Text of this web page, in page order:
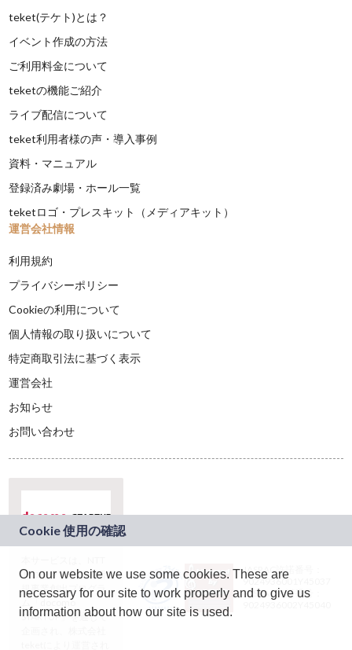
teket(テケト)とは？
イベント作成の方法
ご利用料金について
teketの機能ご紹介
ライブ配信について
teket利用者様の声・導入事例
資料・マニュアル
登録済み劇場・ホール一覧
teketロゴ・プレスキット（メディアキット）
運営会社情報
利用規約
プライバシーポリシー
Cookieの利用について
個人情報の取り扱いについて
特定商取引法に基づく表示
運営会社
お知らせ
お問い合わせ
ドコモグループの新
規事業創出プログラ
ム「docomo
STARTUP」を通じて
JASRAC許諾番号：
9024936001Y45037
JASRAC許諾番号：
On our website we use some cookies. These are
necessary for our site to work properly and to give us
information about how our site is used.